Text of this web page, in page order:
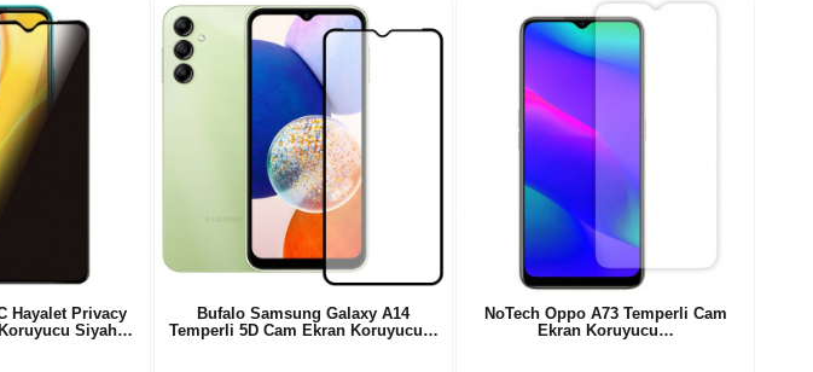
Hayalet Privacy
Siyah…
Bufalo Samsung Galaxy A14
Temperli 5D Cam Ekran Koruyucu…
NoTech Oppo A73 Temperli Cam
Ekran Koruyucu…